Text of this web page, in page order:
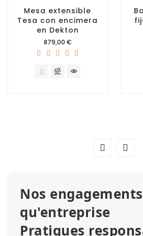
Mesa extensible
Tesa con encimera
en Dekton
Prix
879,00 €
Nos
qu'entreprise
Pratiques